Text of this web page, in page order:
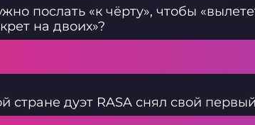
послать «к чёрту», чтобы
на двоих»?
стране дуэт RASA снял свой